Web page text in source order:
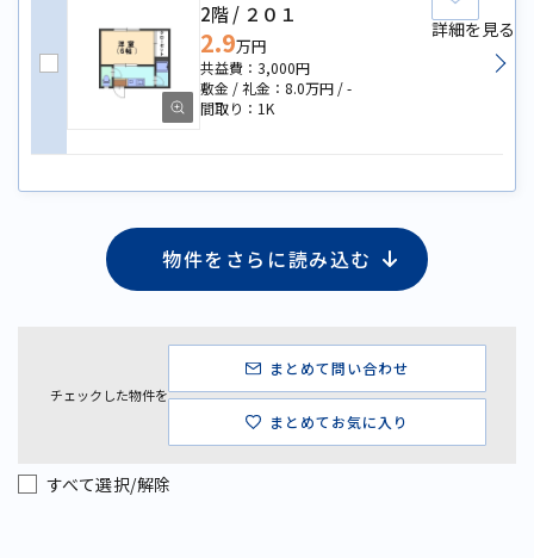
2階 ２０１
2.9万円
3,000円
8.0万円
-
1K
詳細を見る
物件をさらに読み込む
チェックした物件を
まとめて問い合わせ
まとめてお気に入り
すべて選択/解除